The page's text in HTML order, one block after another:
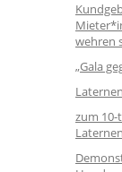
wehren
„Gala
zum 10-